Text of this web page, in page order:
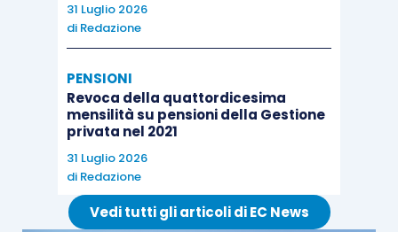
31 Luglio 2026
di Redazione
PENSIONI
Revoca della quattordicesima
mensilità su pensioni della Gestione
privata nel 2021
31 Luglio 2026
di Redazione
Vedi tutti gli articoli di EC News